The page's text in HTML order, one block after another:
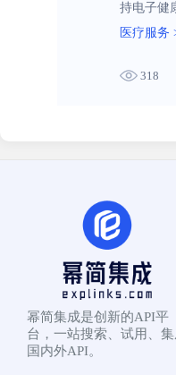
持电子健
医疗服务
318
幂简集成是创新的API平
台，一站搜索、试用、
国内外API。